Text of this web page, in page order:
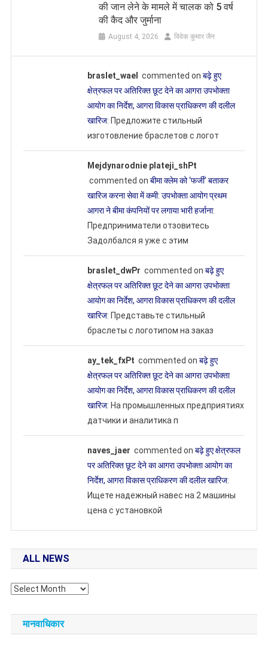
की जान लेने के मामले में चालक को 5 वर्ष
की कैद और जुर्माना
August 4, 2026 विवेक कुमार जैन
braslet_wael commented onबढ़े हुए
क्षेत्रफल पर अतिरिक्त छूट देने का आगरा उपभोक्ता
आयोग का निर्देश, आगरा विकास प्राधिकरण की दलील
खारिज: Предложите стильный
изготовление браслетов с логот
Mejdynarodnie plateji_shPt
commented onबीमा क्लेम को ‘फर्जी’ बताकर
खारिज करना सेवा में कमी: उपभोक्ता आयोग प्रथम
आगरा ने बीमा कंपनियों पर लगाया भारी हर्जाना:
Предприниматели отзовитесь
Задолбался я уже с этим
braslet_dwPr commented onबढ़े हुए
क्षेत्रफल पर अतिरिक्त छूट देने का आगरा उपभोक्ता
आयोग का निर्देश, आगरा विकास प्राधिकरण की दलील
खारिज: Представьте стильный
браслеты с логотипом на заказ
ay_tek_fxPt commented onबढ़े हुए
क्षेत्रफल पर अतिरिक्त छूट देने का आगरा उपभोक्ता
आयोग का निर्देश, आगरा विकास प्राधिकरण की दलील
खारिज: На промышленных предприятиях
датчики и аналитика п
naves_jaer commented onबढ़े हुए क्षेत्रफल
पर अतिरिक्त छूट देने का आगरा उपभोक्ता आयोग का
निर्देश, आगरा विकास प्राधिकरण की दलील खारिज:
Ищете надежный навес на 2 машины
цена с установкой
ALL NEWS
All
मानवाधिकार